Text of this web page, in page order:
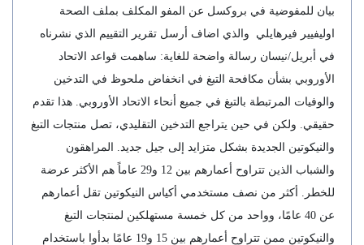
بيان للمفوضية في بروكسل عن المفو المكلف بملف الصحة
اوليفيير فيرهايلي والذي اضاف أرسل تقرير التقييم الذي نشرناه
في أبريل/نيسان رسالة واضحة للغاية: ساهمت قواعد الاتحاد
الأوروبي بشأن مكافحة التبغ في انخفاض ملحوظ في التدخين
والوفيات المرتبطة بالتبغ في جميع أنحاء الاتحاد الأوروبي. هذا تقدم
حقيقي. ولكن في حين يتراجع التدخين التقليدي، تصل منتجات التبغ
والنيكوتين الجديدة بشكل متزايد إلى جيل جديد. المراهقون
والشباب الذين تتراوح أعمارهم بين 12 و29 عاماً هم الأكثر عرضة
للخطر. أكثر من نصف مستخدمي أكياس النيكوتين تقل أعمارهم
عن 40 عامًا، وواحد من كل خمسة مستهلكين لمنتجات التبغ
والنيكوتين ممن تتراوح أعمارهم بين 15 و19 عامًا بدأوا باستخدام